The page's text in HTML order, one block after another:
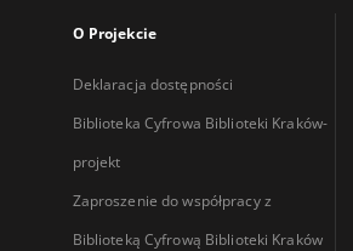
O Projekcie
Deklaracja dostępności
Biblioteka Cyfrowa Biblioteki Kraków-
projekt
Zaproszenie do współpracy z
Biblioteką Cyfrową Biblioteki Kraków